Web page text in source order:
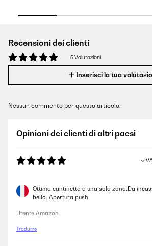
Recensioni dei clienti
5 Valutazioni
Inserisci la tua
Nessun commento per questo articolo.
Opinioni dei clienti di altri paesi
Ottima cantinetta a una sola zona.Da
bello. Apertura push
Utente Amazon
Tradurre